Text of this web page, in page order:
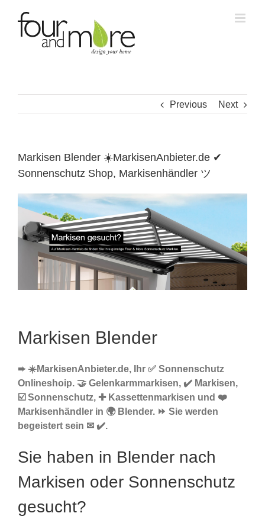
content
Previous Next
Markisen Blender ☀️MarkisenAnbieter.de ✔
Sonnenschutz Shop, Markisenhändler ツ
Markisen Blender
➨ ☀️MarkisenAnbieter.de, Ihr ✅ Sonnenschutz
Onlineshoip. 🤝 Gelenkarmmarkisen, ✔️ Markisen,
☑️ Sonnenschutz, ✚ Kassettenmarkisen und ❤️
Markisenhändler in 🌍 Blender. ⏩ Sie werden
begeistert sein ✉ ✔️.
Sie haben in Blender nach
Markisen oder Sonnenschutz
gesucht?